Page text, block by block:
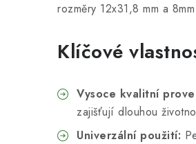
rozměry 12x31,8 mm a
Klíčové
Vysoce kvalitní
zajišťují dlouhou
Univerzální použití: